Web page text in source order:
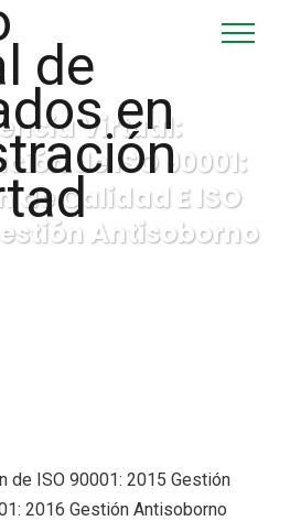
Virtual:
de ISO 90001:
de Calidad E ISO
Antisoborno
de ISO 90001: 2015 Gestión
2016 Gestión Antisoborno